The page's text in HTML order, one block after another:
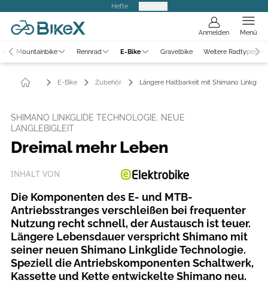
Hefte
Anmelden Menü
Mountainbike Rennrad E-Bike Gravelbike Weitere Radtypen
E-Bike Zubehör Längere Haltbarkeit mit Shimano Linkglide
SHIMANO LINKGLIDE TECHNOLOGIE. NEUE
LANGLEBIGLEIT
Dreimal mehr Leben
INHALT VON
Die Komponenten des E- und MTB-
Antriebsstranges verschleißen bei frequenter
Nutzung recht schnell, der Austausch ist teuer.
Längere Lebensdauer verspricht Shimano mit
seiner neuen Shimano Linkglide Technologie.
Speziell die Antriebskomponenten Schaltwerk,
Kassette und Kette entwickelte Shimano neu.